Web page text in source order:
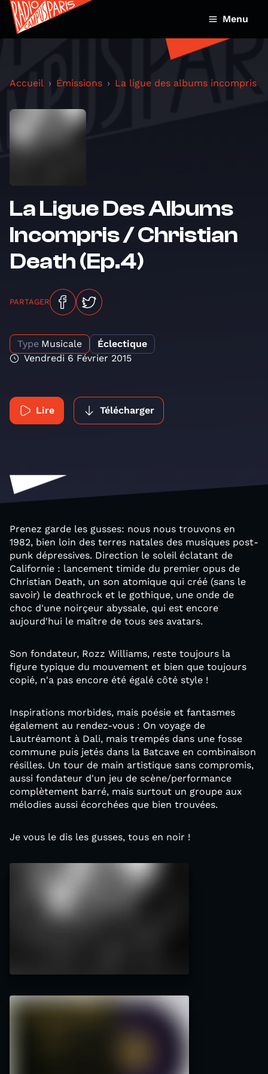
Menu
Accueil Émissions La ligue des albums incompris
La Ligue Des Albums
Incompris / Christian
Death (Ep.4)
PARTAGER
Type Musicale
Éclectique
Vendredi 6 Février 2015
Lire Télécharger
Prenez garde les gusses: nous nous trouvons en
1982, bien loin des terres natales des musiques post-
punk dépressives. Direction le soleil éclatant de
Californie : lancement timide du premier opus de
Christian Death, un son atomique qui créé (sans le
savoir) le deathrock et le gothique, une onde de
choc d'une noirçeur abyssale, qui est encore
aujourd'hui le maître de tous ses avatars.
Son fondateur, Rozz Williams, reste toujours la
figure typique du mouvement et bien que toujours
copié, n'a pas encore été égalé côté style !
Inspirations morbides, mais poésie et fantasmes
également au rendez-vous : On voyage de
Lautréamont à Dali, mais trempés dans une fosse
commune puis jetés dans la Batcave en combinaison
résilles. Un tour de main artistique sans compromis,
aussi fondateur d'un jeu de scène/performance
complètement barré, mais surtout un groupe aux
mélodies aussi écorchées que bien trouvées.
Je vous le dis les gusses, tous en noir !